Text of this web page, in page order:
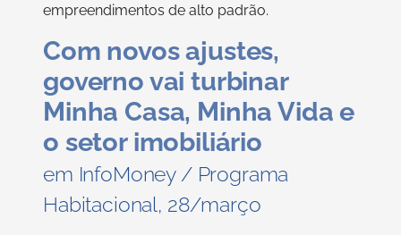
empreendimentos de alto padrão.
Com novos ajustes,
governo vai turbinar
Minha Casa, Minha Vida e
o setor imobiliário
em InfoMoney / Programa
Habitacional, 28/março